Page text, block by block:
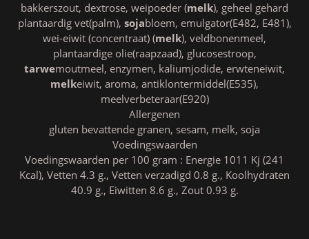
bakkerszout, dextrose, weipoeder (melk), geheel gehard
plantaardig vet(palm), sojabloem, emulgator(E482, E481),
wei-eiwit (concentraat) (melk), veldbonenmeel,
plantaardige olie(raapzaad), glucosestroop,
tarwemoutmeel, enzymen, kaliumjodide, erwteneiwit,
melkeiwit, aroma, antiklontermiddel(E535),
meelverbeteraar(E920)
Allergenen
gluten bevattende granen, sesam, melk, soja
Voedingswaarden
Voedingswaarden per 100 gram : Energie 1011 Kj (241
Kcal), Vetten 4.3 g., Vetten verzadigd 0.8 g., Koolhydraten
40.9 g., Eiwitten 8.6 g., Zout 0.93 g.